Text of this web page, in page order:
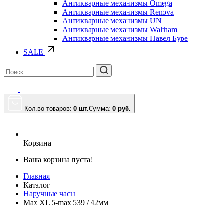
Антикварные механизмы Omega
Антикварные механизмы Renova
Антикварные механизмы UN
Антикварные механизмы Waltham
Антикварные механизмы Павел Буре
SALE
Кол.во товаров: 0 шт.Сумма: 0 руб.
Корзина
Ваша корзина пуста!
Главная
Каталог
Наручные часы
Max XL 5-max 539 / 42мм